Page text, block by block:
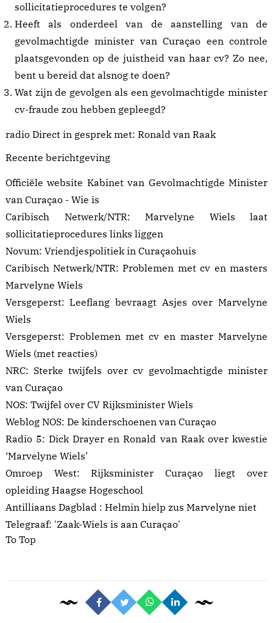
sollicitatieprocedures te volgen?
Heeft als onderdeel van de aanstelling van de
gevolmachtigde minister van Curaçao een controle
plaatsgevonden op de juistheid van haar cv? Zo nee,
bent u bereid dat alsnog te doen?
Wat zijn de gevolgen als een gevolmachtigde minister
cv-fraude zou hebben gepleegd?
radio Direct in gesprek met: Ronald van Raak
Recente berichtgeving
Officiële website Kabinet van Gevolmachtigde Minister
van Curaçao - Wie is
Caribisch Netwerk/NTR: Marvelyne Wiels laat
sollicitatieprocedures links liggen
Novum: Vriendjespolitiek in Curaçaohuis
Caribisch Netwerk/NTR: Problemen met cv en masters
Marvelyne Wiels
Versgeperst: Leeflang bevraagt Asjes over Marvelyne
Wiels
Versgeperst: Problemen met cv en master Marvelyne
Wiels (met reacties)
NRC: Sterke twijfels over cv gevolmachtigde minister
van Curaçao
NOS: Twijfel over CV Rijksminister Wiels
Weblog NOS: De kinderschoenen van Curaçao
Radio 5: Dick Drayer en Ronald van Raak over kwestie
‘Marvelyne Wiels’
Omroep West: Rijksminister Curaçao liegt over
opleiding Haagse Hogeschool
Antilliaans Dagblad : Helmin hielp zus Marvelyne niet
Telegraaf: 'Zaak-Wiels is aan Curaçao'
To Top